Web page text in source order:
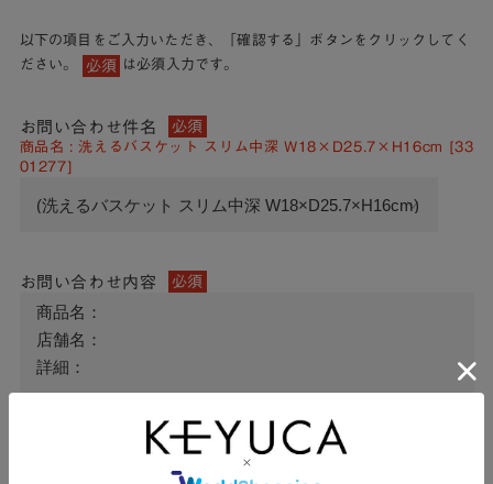
以下の項目をご入力いただき、「確認する」ボタンをクリックしてく
ださい。
必須 は必須入力です。
お問い合わせ件名 必須
商品名 : 洗えるバスケット スリム中深 W18×D25.7×H16cm [33
01277]
お問い合わせ内容 必須